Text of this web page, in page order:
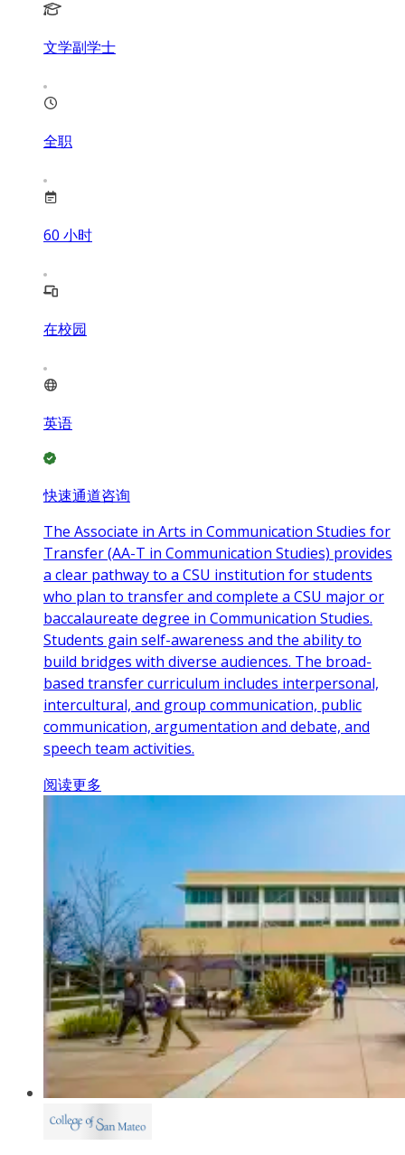
文学副学士
全职
60 小时
在校园
英语
快速通道咨询
The Associate in Arts in Communication Studies for
Transfer (AA-T in Communication Studies) provides
a clear pathway to a CSU institution for students
who plan to transfer and complete a CSU major or
baccalaureate degree in Communication Studies.
Students gain self-awareness and the ability to
build bridges with diverse audiences. The broad-
based transfer curriculum includes interpersonal,
intercultural, and group communication, public
communication, argumentation and debate, and
speech team activities.
阅读更多